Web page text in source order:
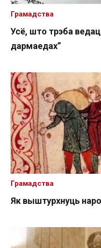
Усё, што трэба
дармаедах”
Грамадства
Як выштурхнуць
Грамадства